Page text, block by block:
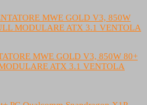
MWE GOLD V3, 850W 80+
ATX 3.1 VENTOLA